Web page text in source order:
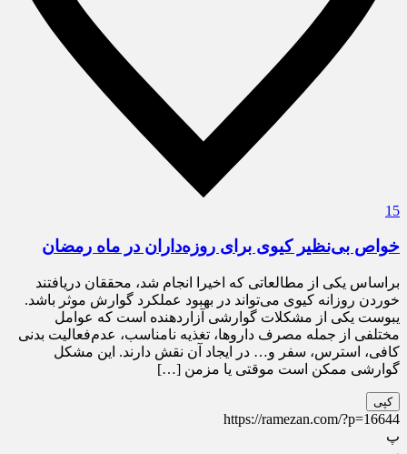
15
خواص بی‌نظیر کیوی برای روزه‌داران در ماه رمضان
براساس یکی از مطالعاتی که اخیرا انجام شد، محققان دریافتند
خوردن روزانه کیوی می‌تواند در بهبود عملکرد گوارش موثر باشد.
یبوست یکی از مشکلات گوارشی آزاردهنده است که عوامل
مختلفی از جمله مصرف داروها، تغذیه نامناسب، عدم‌فعالیت بدنی
کافی، استرس، سفر و… در ایجاد آن نقش دارند. این مشکل
گوارشی ممکن است موقتی یا مزمن […]
کپی
https://ramezan.com/?p=16644
پ